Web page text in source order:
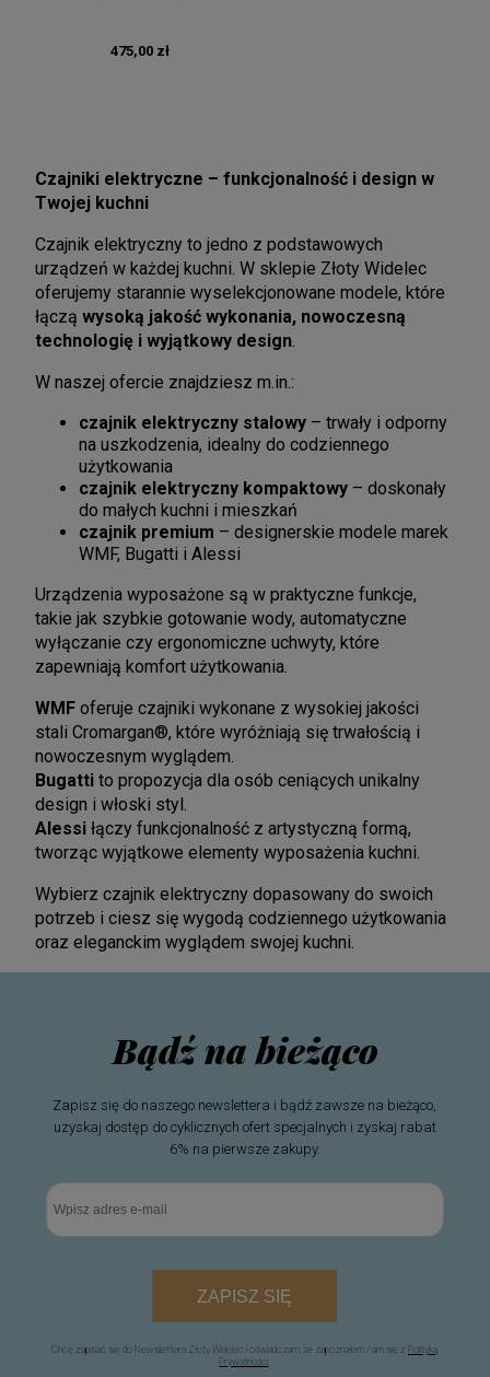
475,00 zł
Czajniki elektryczne – funkcjonalność i design w
Twojej kuchni
Czajnik elektryczny to jedno z podstawowych
urządzeń w każdej kuchni. W sklepie Złoty Widelec
oferujemy starannie wyselekcjonowane modele, które
łączą wysoką jakość wykonania, nowoczesną
technologię i wyjątkowy design.
W naszej ofercie znajdziesz m.in.:
czajnik elektryczny stalowy – trwały i odporny
na uszkodzenia, idealny do codziennego
użytkowania
czajnik elektryczny kompaktowy – doskonały
do małych kuchni i mieszkań
czajnik premium – designerskie modele marek
WMF, Bugatti i Alessi
Urządzenia wyposażone są w praktyczne funkcje,
takie jak szybkie gotowanie wody, automatyczne
wyłączanie czy ergonomiczne uchwyty, które
zapewniają komfort użytkowania.
WMF oferuje czajniki wykonane z wysokiej jakości
stali Cromargan®, które wyróżniają się trwałością i
nowoczesnym wyglądem.
Bugatti to propozycja dla osób ceniących unikalny
design i włoski styl.
Alessi łączy funkcjonalność z artystyczną formą,
tworząc wyjątkowe elementy wyposażenia kuchni.
Wybierz czajnik elektryczny dopasowany do swoich
potrzeb i ciesz się wygodą codziennego użytkowania
oraz eleganckim wyglądem swojej kuchni.
Bądź na bieżąco
Zapisz się do naszego newslettera i bądź zawsze na bieżąco,
uzyskaj dostęp do cyklicznych ofert specjalnych i zyskaj rabat
6% na pierwsze zakupy.
ZAPISZ SIĘ
Chcę zapisać się do Newslettera Złoty Widelec i oświadczam, że zapoznałem / am się z Polityką
Prywatności